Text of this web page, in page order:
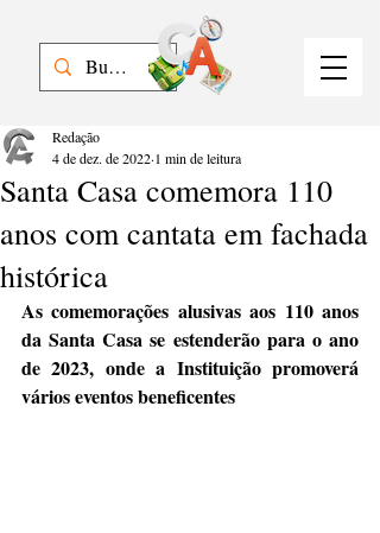
Santa Casa comemora 110
anos com cantata em fachada
histórica
Redação
4 de dez. de 2022 1 min de leitura
As comemorações alusivas aos 110 anos
da Santa Casa se estenderão para o ano
de 2023, onde a Instituição promoverá
vários eventos beneficentes